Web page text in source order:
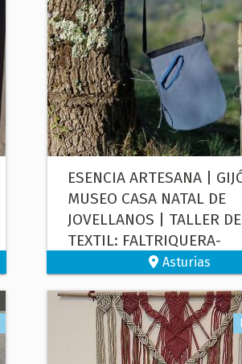
ESENCIA ARTESANA |
MUSEO CASA NATAL DE
JOVELLANOS | TALLER DE
TEXTIL: FALTRIQUERA-
Asturias